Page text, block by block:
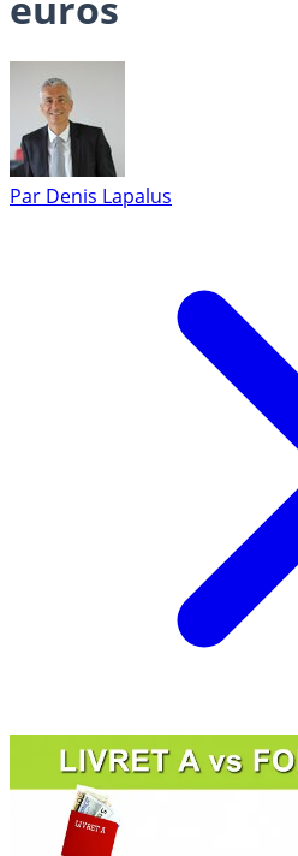
Par Denis Lapalus